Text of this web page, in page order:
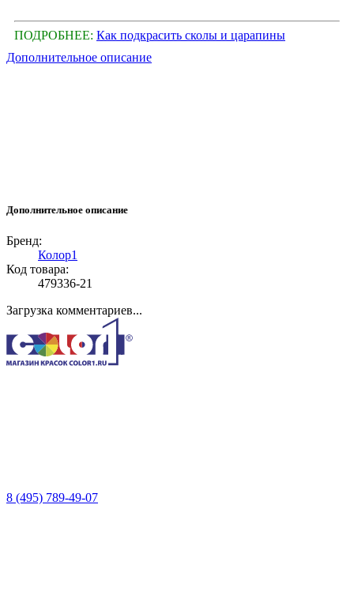
ПОДРОБНЕЕ: Как подкрасить сколы и царапины
Дополнительное описание
Дополнительное описание
Бренд:
Колор1
Код товара:
479336-21
Загрузка комментариев...
8 (495) 789-49-07